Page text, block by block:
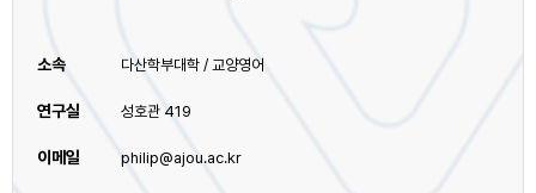
소속 다산학부대학 / 교양영어
연구실 성호관 419
이메일 philip@ajou.ac.kr